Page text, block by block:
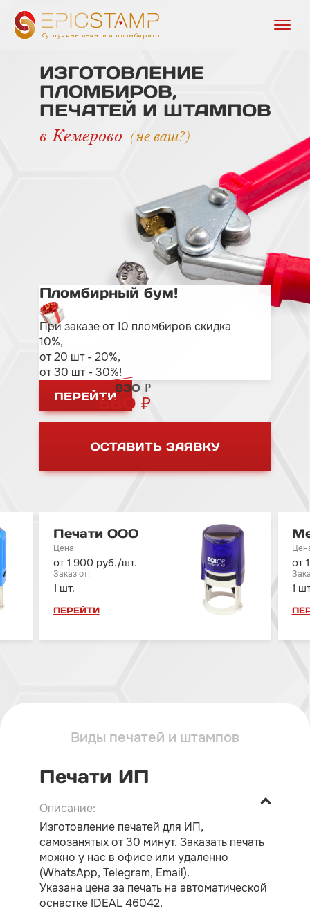
Сургучные печати и пломбираторы
ИЗГОТОВЛЕНИЕ
ПЛОМБИРОВ,
ПЕЧАТЕЙ И ШТАМПОВ
в Кемерово (не ваш?)
Пломбирный бум!
При заказе от 10 пломбиров скидка
10%,
от 20 шт - 20%,
от 30 шт - 30%!
ПЕРЕЙТИ
830 ₽
580 ₽
ОСТАВИТЬ ЗАЯВКУ
Печати ООО
от 1 900 руб./шт.
1 шт.
ПЕРЕЙТИ
от
1
Виды печатей и штампов
Печати ИП
Изготовление печатей для ИП,
самозанятых от 30 минут. Заказать печать
можно у нас в офисе или удаленно
(WhatsApp, Telegram, Email).
Указана цена за печать на автоматической
оснастке IDEAL 46042.